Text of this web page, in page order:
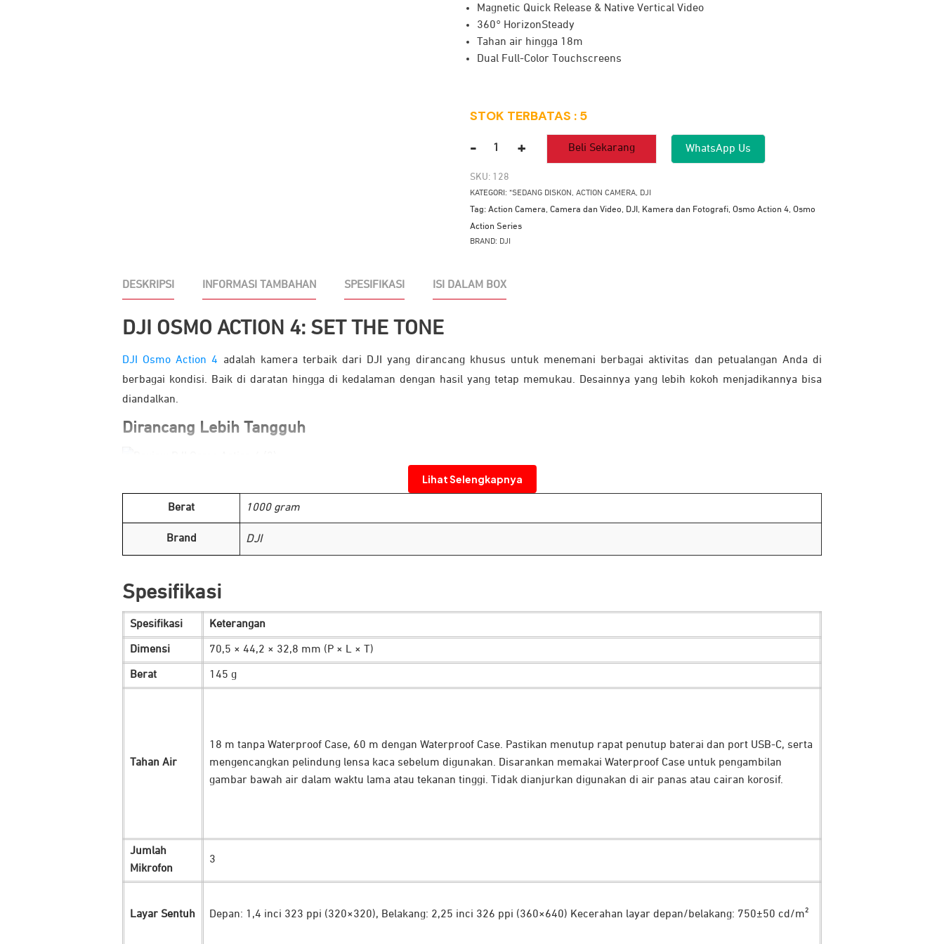
Magnetic Quick Release & Native Vertical Video
360° HorizonSteady
Tahan air hingga 18m
Dual Full-Color Touchscreens
STOK TERBATAS : 5
-
DJI
Osmo
Action
4
Adventure
+ Beli Sekarang WhatsApp Us
SKU: 128
KATEGORI: *SEDANG DISKON, ACTION CAMERA, DJI
Tag: Action Camera Camera dan Video DJI Kamera dan Fotografi, Osmo Action 4, Osmo
Action Series
BRAND: DJI
DESKRIPSI INFORMASI TAMBAHAN SPESIFIKASI ISI DALAM BOX
DJI OSMO ACTION 4: SET THE TONE
DJI Osmo Action 4 adalah kamera terbaik dari DJI yang dirancang khusus untuk menemani berbagai aktivitas dan petualangan Anda di
berbagai kondisi. Baik di daratan hingga di kedalaman dengan hasil yang tetap memukau. Desainnya yang lebih kokoh menjadikannya bisa
diandalkan.
Dirancang Lebih Tangguh
Jelajahi bawah air dengan percaya diri dan tetap mudah mengoperasikan kamera meskipun tangan basah. Action 4 dirancang tahan air hingga
kedalaman 18 meter tanpa perlu casing tambahan. Dilengkapi baterai tahan beku, kamera ini siap mendukung kreativitasmu bahkan di suhu
ekstrem. Rekam hingga 150 menit meski berada di suhu serendah -20°C.
Sensor Kamera dengan Performa Tinggi
Lihat Selengkapnya
Berat 1000 gram
Brand DJI
Spesifikasi
Spesifikasi Keterangan
Dimensi 70,5 × 44,2 × 32,8 mm (P × L × T)
Berat 145 g
Tahan Air
18 m tanpa Waterproof Case, 60 m dengan Waterproof Case. Pastikan menutup rapat penutup baterai dan port USB-C, serta
mengencangkan pelindung lensa kaca sebelum digunakan. Disarankan memakai Waterproof Case untuk pengambilan
gambar bawah air dalam waktu lama atau tekanan tinggi. Tidak dianjurkan digunakan di air panas atau cairan korosif.
Jumlah
Mikrofon
3
Layar Sentuh Depan: 1,4 inci 323 ppi (320×320), Belakang: 2,25 inci 326 ppi (360×640) Kecerahan layar depan/belakang: 750±50 cd/m²